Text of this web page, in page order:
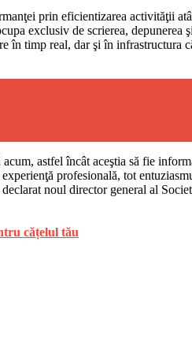
prin eficientizarea activităţii
exclusiv de scrierea,
în timp real, dar şi în
astfel încât aceştia să fie
profesională, tot
noul director general al
cățelul tău